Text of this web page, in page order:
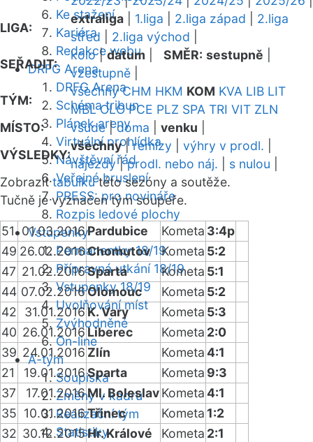
Ke stažení
Kariéra
Redakce webu
DRFG Arena
DRFG Arena
Schéma tribun
Plánek areny
Virtuální prohlídka
Návštěvní řád
Veřejné bruslení
PRESS: pro novináře
Rozpis ledové plochy
Vstupenky
Permanentky 18/19
Přípravná utkání 18/19
Vstupenky 18/19
Uvolňování míst
Zvýhodněné
On-line
A-tým
Soupiska
Změny v kádru
Realizační tým
Statistiky
LIGA:
extraliga 1.liga 2.liga západ
2.liga
střed
2.liga východ
SEŘADIT:
kolo|datum SMĚR: sestupně
vzestupně
TÝM:
všechny CHM HKM KOM KVA LIB LIT
MBL OLO PCE PLZ SPA TRI VIT ZLN
MÍSTO:
všude|doma venku
VÝSLEDKY:
všechny|remízy výhry v prodl.
nájezdy|prodl. nebo náj. s nulou
Zobrazittabulkutéto sezóny a soutěže.
Tučně je vyznačen tým soupeře.
51 01.03.2016Pardubice Kometa 3:4p
49 26.02.2016Chomutov Kometa 5:2
47 21.02.2016Sparta Kometa 5:1
44 07.02.2016Olomouc Kometa 5:2
42
31.01.2016K. Vary Kometa 5:3
40 26.01.2016Liberec Kometa 2:0
39 24.01.2016 Zlín Kometa4:1
21
19.01.2016Sparta Kometa 9:3
37
17.01.2016Ml. BoleslavKometa4:1
35 10.01.2016Třinec Kometa 1:2
32 30.12.2015Hr. Králové Kometa 2:1